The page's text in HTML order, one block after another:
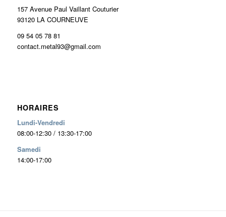
157 Avenue Paul Vaillant Couturier
93120 LA COURNEUVE
09 54 05 78 81
contact.metal93@gmail.com
HORAIRES
Lundi-Vendredi
08:00-12:30 / 13:30-17:00
Samedi
14:00-17:00